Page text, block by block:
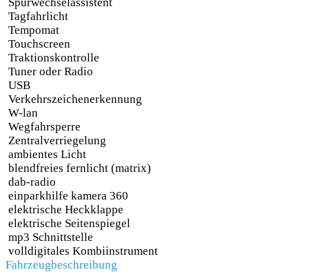
Tagfahrlicht
Tempomat
Touchscreen
Traktionskontrolle
Tuner oder Radio
USB
Verkehrszeichenerkennung
W-lan
Wegfahrsperre
Zentralverriegelung
ambientes Licht
blendfreies fernlicht (matrix)
dab-radio
einparkhilfe kamera 360
elektrische Heckklappe
elektrische Seitenspiegel
mp3 Schnittstelle
volldigitales Kombiinstrument
Fahrzeugbeschreibung